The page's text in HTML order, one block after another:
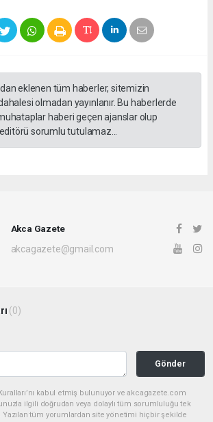
eklenen tüm haberler, sitemizin
olmadan yayınlanır. Bu haberlerde
haberi geçen ajanslar olup
sorumlu tutulamaz...
Akca Gazete
akcagazete@gmail.com
(0)
Gönder
kabul etmiş bulunuyor ve akcagazete.com
ilgili doğrudan veya dolaylı tüm sorumluluğu tek
Yazılan tüm yorumlardan site yönetimi hiçbir şekilde